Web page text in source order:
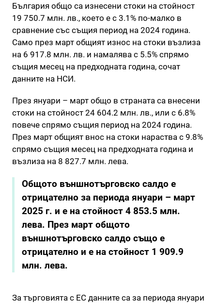
България общо са изнесени стоки на стойност
19 750.7 млн. лв., което е с 3.1% по-малко в
сравнение със същия период на 2024 година.
Само през март общият износ на стоки възлиза
на 6 917.8 млн. лв. и намалява с 5.5% спрямо
същия месец на предходната година, сочат
данните на НСИ.
През януари – март общо в страната са внесени
стоки на стойност 24 604.2 млн. лв., или с 6.8%
повече спрямо същия период на 2024 година.
През март общият внос на стоки нараства с 9.8%
спрямо същия месец на предходната година и
възлиза на 8 827.7 млн. лева.
Общото външнотърговско салдо е
отрицателно за периода януари – март
2025 г. и е на стойност 4 853.5 млн.
лева. През март общото
външнотърговско салдо също е
отрицателно и е на стойност 1 909.9
млн. лева.
За търговията с ЕС данните са за периода януари